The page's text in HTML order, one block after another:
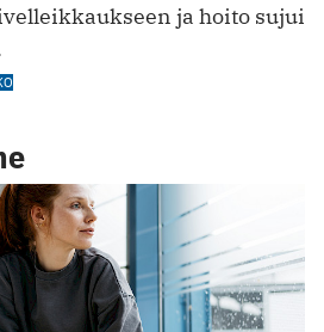
ja hoito sujui